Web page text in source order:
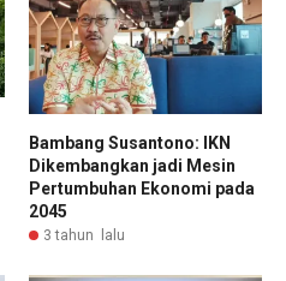
Bambang Susantono: IKN
Dikembangkan jadi Mesin
Pertumbuhan Ekonomi pada
2045
3 tahun lalu